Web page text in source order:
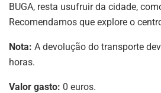
BUGA, resta usufruir da cidade,
Recomendamos que explore o
Nota: A devolução do transporte
horas.
Valor gasto: 0 euros.